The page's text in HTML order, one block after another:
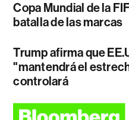
Copa Mundial de la
batalla de las marcas
Trump afirma que
"mantendrá el
controlará